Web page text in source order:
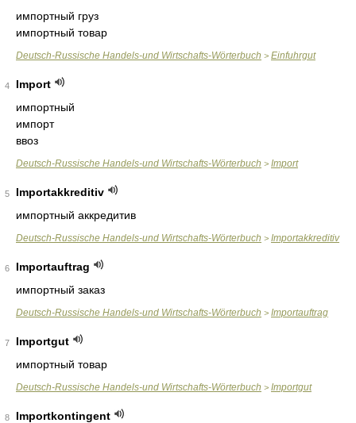
импортный груз
импортный товар
Deutsch-Russische Handels-und Wirtschafts-Wörterbuch > Einfuhrgut
4
Import
импортный
импорт
ввоз
Deutsch-Russische Handels-und Wirtschafts-Wörterbuch > Import
5
Importakkreditiv
импортный аккредитив
Deutsch-Russische Handels-und Wirtschafts-Wörterbuch > Importakkreditiv
6
Importauftrag
импортный заказ
Deutsch-Russische Handels-und Wirtschafts-Wörterbuch > Importauftrag
7
Importgut
импортный товар
Deutsch-Russische Handels-und Wirtschafts-Wörterbuch > Importgut
8
Importkontingent